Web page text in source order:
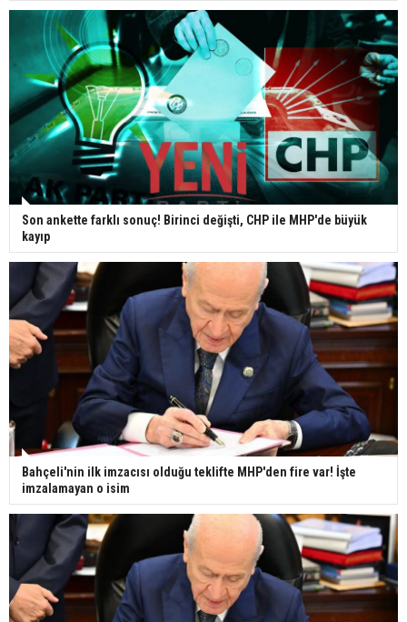
Son ankette farklı sonuç! Birinci değişti, CHP ile MHP'de büyük
kayıp
Bahçeli'nin ilk imzacısı olduğu teklifte MHP'den fire var! İşte
imzalamayan o isim